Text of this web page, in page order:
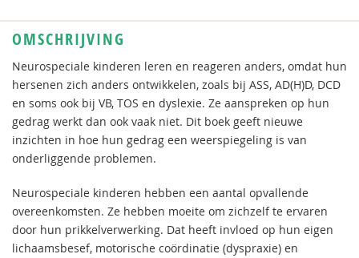
OMSCHRIJVING
Neurospeciale kinderen leren en reageren anders, omdat hun
hersenen zich anders ontwikkelen, zoals bij ASS, AD(H)D, DCD
en soms ook bij VB, TOS en dyslexie. Ze aanspreken op hun
gedrag werkt dan ook vaak niet. Dit boek geeft nieuwe
inzichten in hoe hun gedrag een weerspiegeling is van
onderliggende problemen.
Neurospeciale kinderen hebben een aantal opvallende
overeenkomsten. Ze hebben moeite om zichzelf te ervaren
door hun prikkelverwerking. Dat heeft invloed op hun eigen
lichaamsbesef, motorische coördinatie (dyspraxie) en